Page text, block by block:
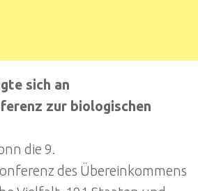
sich an
zur biologischen
die 9.
des Übereinkommens